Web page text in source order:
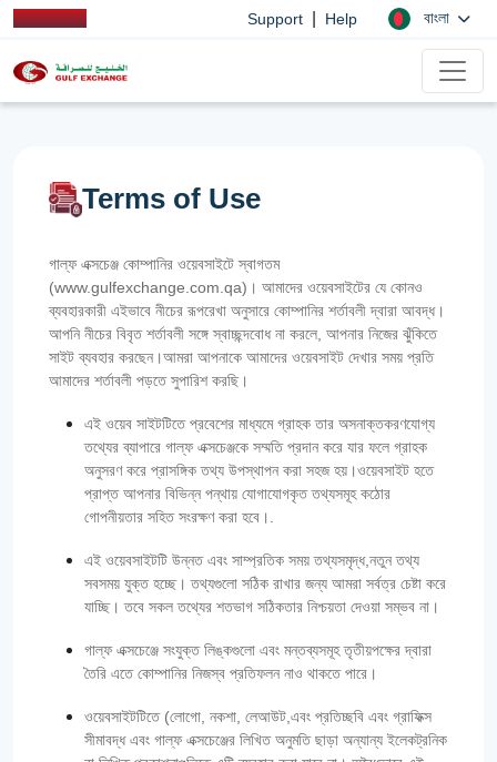
Support Help বাংলা
Terms of Use
গাল্ফ এক্সচেঞ্জ কোম্পানির ওয়েবসাইটে স্বাগতম
(www.gulfexchange.com.qa)। আমাদের ওয়েবসাইটের যে কোনও
ব্যবহারকারী এইভাবে নীচের রূপরেখা অনুসারে কোম্পানির শর্তাবলী দ্বারা আবদ্ধ।
আপনি নীচের বিবৃত শর্তাবলী সঙ্গে স্বাচ্ছন্দবোধ না করলে, আপনার নিজের ঝুঁকিতে
সাইট ব্যবহার করছেন।আমরা আপনাকে আমাদের ওয়েবসাইট দেখার সময় প্রতি
আমাদের শর্তাবলী পড়তে সুপারিশ করছি।
এই ওয়েব সাইটটিতে প্রবেশের মাধ্যমে গ্রাহক তার অসনাক্তকরণযোগ্য
তথ্যের ব্যাপারে গাল্‌ফ এক্সচেঞ্জকে সম্মতি প্রদান করে যার ফলে গ্রাহক
অনুসরণ করে প্রাসঙ্গিক তথ্য উপস্থাপন করা সহজ হয়।ওয়েবসাইট হতে
প্রাপ্ত আপনার বিভিন্ন পন্থায় যোগাযোগকৃত তথ্যসমূহ কঠোর
গোপনীয়তার সহিত সংরক্ষণ করা হবে।.
এই ওয়েবসাইটটি উন্নত এবং সাম্প্রতিক সময় তথ্যসমৃদ্ধ,নতুন তথ্য
সবসময় যুক্ত হচ্ছে। তথ্যগুলো সঠিক রাখার জন্য আমরা সর্বত্র চেষ্টা করে
যাচ্ছি। তবে সকল তথ্যের শতভাগ সঠিকতার নিশ্চয়তা দেওয়া সম্ভব না।
গাল্‌ফ এক্সচেঞ্জে সংযুক্ত লিঙ্কগুলো এবং মন্তব্যসমূহ তৃতীয়পক্ষের দ্বারা
তৈরি এতে কোম্পানির নিজস্ব প্রতিফলন নাও থাকতে পারে।
ওয়েবসাইটটিতে (লোগো, নকশা, লেআউট,এবং প্রতিচ্ছবি এবং গ্রাফিক্স
সীমাবদ্ধ এবং গাল্‌ফ এক্সচেঞ্জের লিখিত অনুমতি ছাড়া অন্যান্য ইলেকট্রনিক